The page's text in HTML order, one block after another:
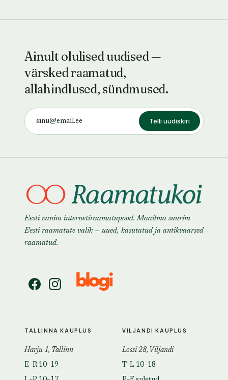
Ainult olulised uudised —
värsked raamatud,
allahindlused, sündmused.
Telli uudiskiri
Eesti vanim internetiraamatupood. Maailma suurim
Eesti raamatute valik — uued, kasutatud ja antikvaarsed
raamatud.
TALLINNA KAUPLUS
Harju 1, Tallinn
E–R 10–19
VILJANDI KAUPLUS
Lossi 28, Viljandi
T–L 10–18